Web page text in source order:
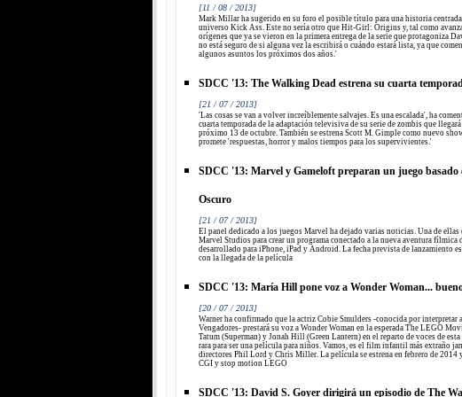
[11 / 08 / 2013]
Mark Millar ha sugerido en su foro el posible título para una historia
universo Kick Ass. Este no sería otro que Hit-Girl: Origins y, tal como
orígenes que ya se vieron en la primera entrega de la serie que protagoniza
no está seguro de si alguna vez la escribirá o cuándo estará lista, ya que
algunos asuntos los próximos dos años.'
SDCC '13: The Walking Dead estrena su cuarta
[21 / 07 / 2013]
'Las cosas se van a volver increíblemente salvajes. Es una escalada', ha
cuarta temporada de la adaptación televisiva de su serie de zombis que
próximo 13 de octubre. También se estrena Scott M. Gimple como nuevo
promete 'respuestas, horror y malos tiempos para los supervivientes.'
SDCC '13: Marvel y Gameloft preparan un juego
Oscuro
[21 / 07 / 2013]
El panel dedicado a los juegos Marvel ha dejado varias noticias. Una de ellas
Marvel Studios para crear un programa conectado a la nueva aventura fílmica
desarrollado para iPhone, iPad y Android. La fecha prevista de lanzamiento
con la llegada de la película
SDCC '13: María Hill pone voz a Wonder Woman...
[20 / 07 / 2013]
Warner ha confirmado que la actriz Cobie Smulders -conocida por interpretar
Vengadores- prestará su voz a Wonder Woman en la esperada The LEGO
Tatum (Superman) y Jonah Hill (Green Lantern) en el reparto de voces de
rara para ser una película para niños. Vamos, es el film infantil más extraño
directores Phil Lord y Chris Miller. La película se estrena en febrero de 2014
CGI y stop motion LEGO
SDCC '13: David S. Goyer dirigirá un episodio de The